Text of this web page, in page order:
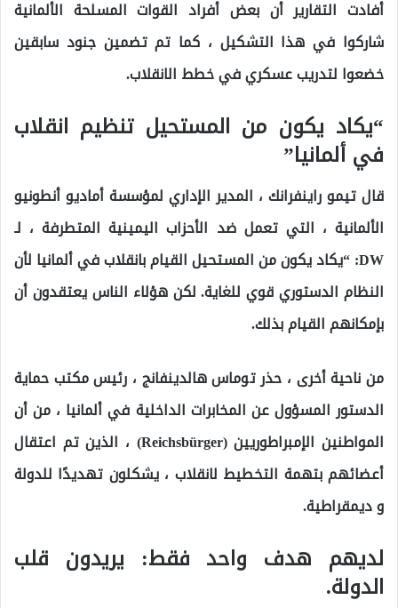
أفادت التقارير أن بعض أفراد القوات المسلحة الألمانية
شاركوا في هذا التشكيل ، كما تم تضمين جنود سابقين
خضعوا لتدريب عسكري في خطط الانقلاب.
“يكاد يكون من المستحيل تنظيم انقلاب
في ألمانيا”
قال تيمو راينفرانك ، المدير الإداري لمؤسسة أماديو أنطونيو
الألمانية ، التي تعمل ضد الأحزاب اليمينية المتطرفة ، لـ
DW: “يكاد يكون من المستحيل القيام بانقلاب في ألمانيا لأن
النظام الدستوري قوي للغاية. لكن هؤلاء الناس يعتقدون أن
بإمكانهم القيام بذلك.
من ناحية أخرى ، حذر توماس هالدينفانج ، رئيس مكتب حماية
الدستور المسؤول عن المخابرات الداخلية في ألمانيا ، من أن
المواطنين الإمبراطوريين (Reichsbürger) ، الذين تم اعتقال
أعضائهم بتهمة التخطيط لانقلاب ، يشكلون تهديدًا للدولة
و ديمقراطية.
لديهم هدف واحد فقط: يريدون قلب
الدولة.